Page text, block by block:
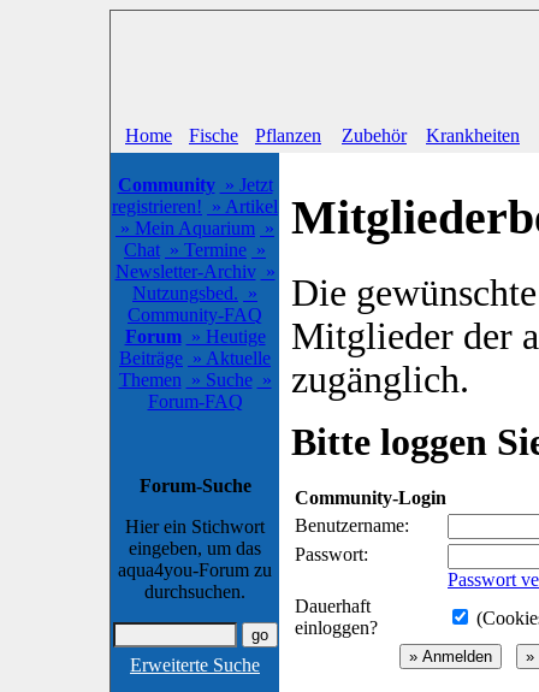
Home Fische Pflanzen Zubehör Krankheiten
Community » Jetzt
registrieren! » Artikel
» Mein Aquarium »
Chat » Termine »
Newsletter-Archiv »
Nutzungsbed. »
Community-FAQ
Forum » Heutige
Beiträge » Aktuelle
Themen » Suche »
Forum-FAQ
Forum-Suche
Hier ein Stichwort
eingeben, um das
aqua4you-Forum zu
durchsuchen.
Erweiterte Suche
Die
Mitglieder der
zugänglich.
Bitte loggen
Community-Login
Benutzername:
Passwort:
Passwort
Dauerhaft
einloggen?